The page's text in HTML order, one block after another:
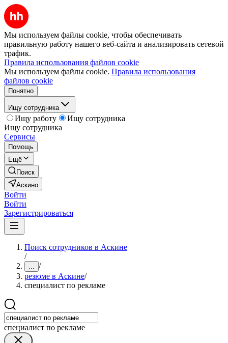
Мы используем файлы cookie, чтобы обеспечивать
правильную работу нашего веб-сайта и анализировать сетевой
трафик.
Правила использования файлов cookie
Мы используем файлы cookie. Правила использования
файлов cookie
Понятно
Ищу сотрудника
Ищу работу
Ищу сотрудника
Ищу сотрудника
Сервисы
Помощь
Ещё
Поиск
Аскино
Войти
Войти
Зарегистрироваться
Поиск сотрудников в Аскине
/
... /
резюме в Аскине/
специалист по рекламе
специалист по рекламе